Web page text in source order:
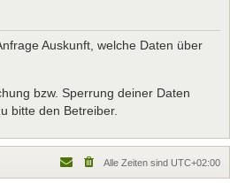
Auskunft, welche Daten über
bzw. Sperrung deiner Daten
bitte den Betreiber.
Alle Zeiten sind UTC+02:00